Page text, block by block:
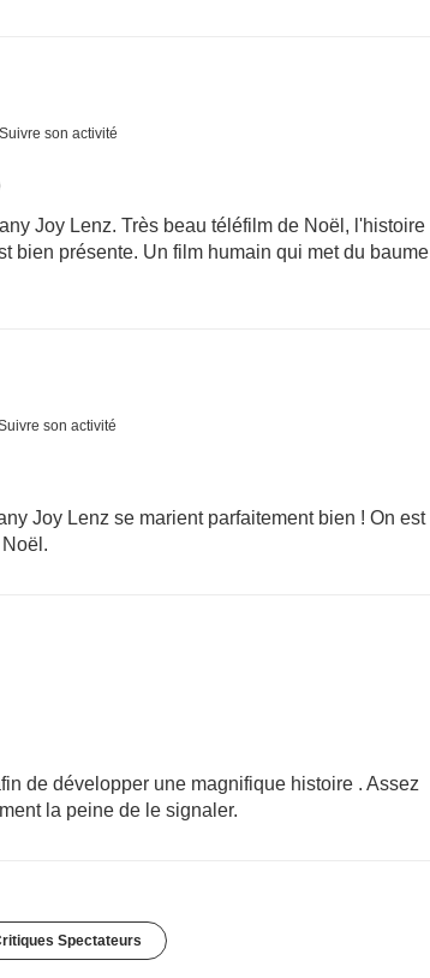
Suivre son activité
Joy Lenz. Très beau téléfilm de Noël, l'histoire
bien présente. Un film humain qui met du baume
son activité
Joy Lenz se marient parfaitement bien ! On est
de développer une magnifique histoire . Assez
la peine de le signaler.
Spectateurs